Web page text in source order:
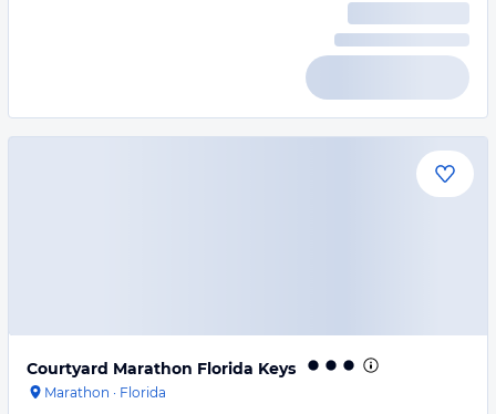
Courtyard Marathon Florida Keys
Marathon · Florida